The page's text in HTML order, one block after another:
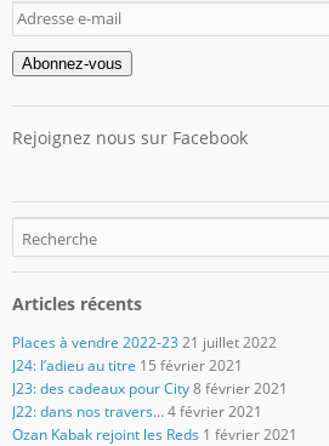
Adresse
e-
mail
Abonnez-vous
Rejoignez nous sur Facebook
Articles récents
Places à vendre 2022-23 21 juillet 2022
J24: l’adieu au titre 15 février 2021
J23: des cadeaux pour City 8 février 2021
J22: dans nos travers… 4 février 2021
Ozan Kabak rejoint les Reds 1 février 2021